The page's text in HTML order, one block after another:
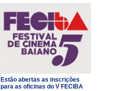
Estão abertas as inscrições
para as oficinas do V FECIBA